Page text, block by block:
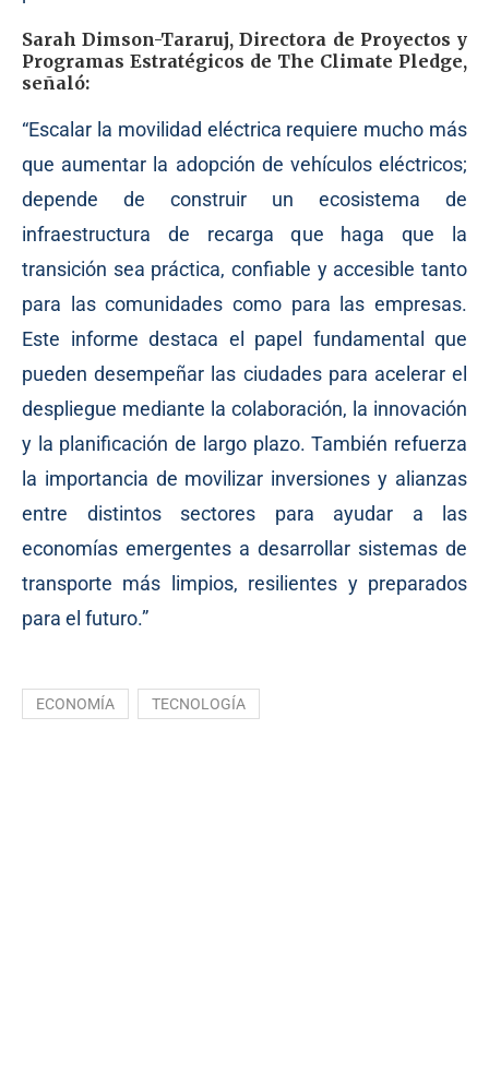
Sarah Dimson-Tararuj, Directora de Proyectos y
Programas Estratégicos de The Climate Pledge,
señaló:
“Escalar la movilidad eléctrica requiere mucho más
que aumentar la adopción de vehículos eléctricos;
depende de construir un ecosistema de
infraestructura de recarga que haga que la
transición sea práctica, confiable y accesible tanto
para las comunidades como para las empresas.
Este informe destaca el papel fundamental que
pueden desempeñar las ciudades para acelerar el
despliegue mediante la colaboración, la innovación
y la planificación de largo plazo. También refuerza
la importancia de movilizar inversiones y alianzas
entre distintos sectores para ayudar a las
economías emergentes a desarrollar sistemas de
transporte más limpios, resilientes y preparados
para el futuro.”
ECONOMÍA TECNOLOGÍA